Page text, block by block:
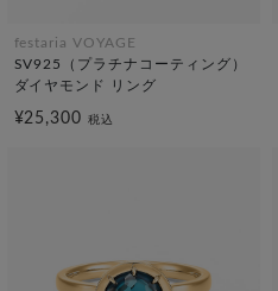
festaria VOYAGE
SV925（プラチナコーティング）
ダイヤモンド リング
¥25,300税込